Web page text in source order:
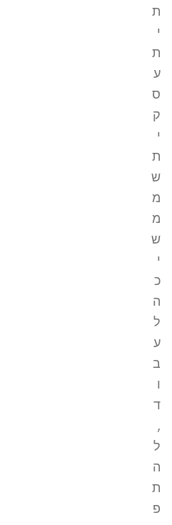
ת
י
ת
ע
ס
ק
י
ת
ש
מ
מ
ש
י
כ
ה
ל
ע
ב
ו
ד
,
ל
ה
ת
פ